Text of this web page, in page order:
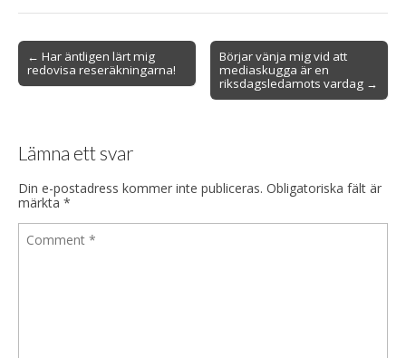
Post
navigation
← Har äntligen lärt mig
redovisa reseräkningarna!
Börjar vänja mig vid att
mediaskugga är en
riksdagsledamots vardag →
Lämna ett svar
Din e-postadress kommer inte publiceras. Obligatoriska fält är
märkta *